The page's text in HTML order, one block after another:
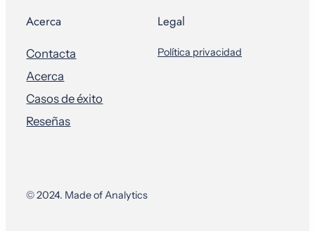
Acerca
Contacta
Acerca
Casos de éxito
Reseñas
Legal
Política privacidad
© 2024. Made of Analytics